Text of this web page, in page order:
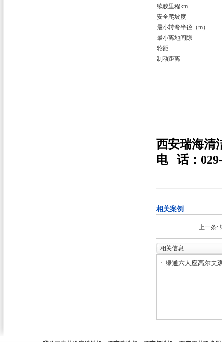
续驶里程km
安全爬坡度
最小转弯半径（m）
最小离地间隙
轮距
制动距离
西安瑞海清
电 话：029-
相关案例
上一条:
相关信息
· 绿通六人座高尔夫